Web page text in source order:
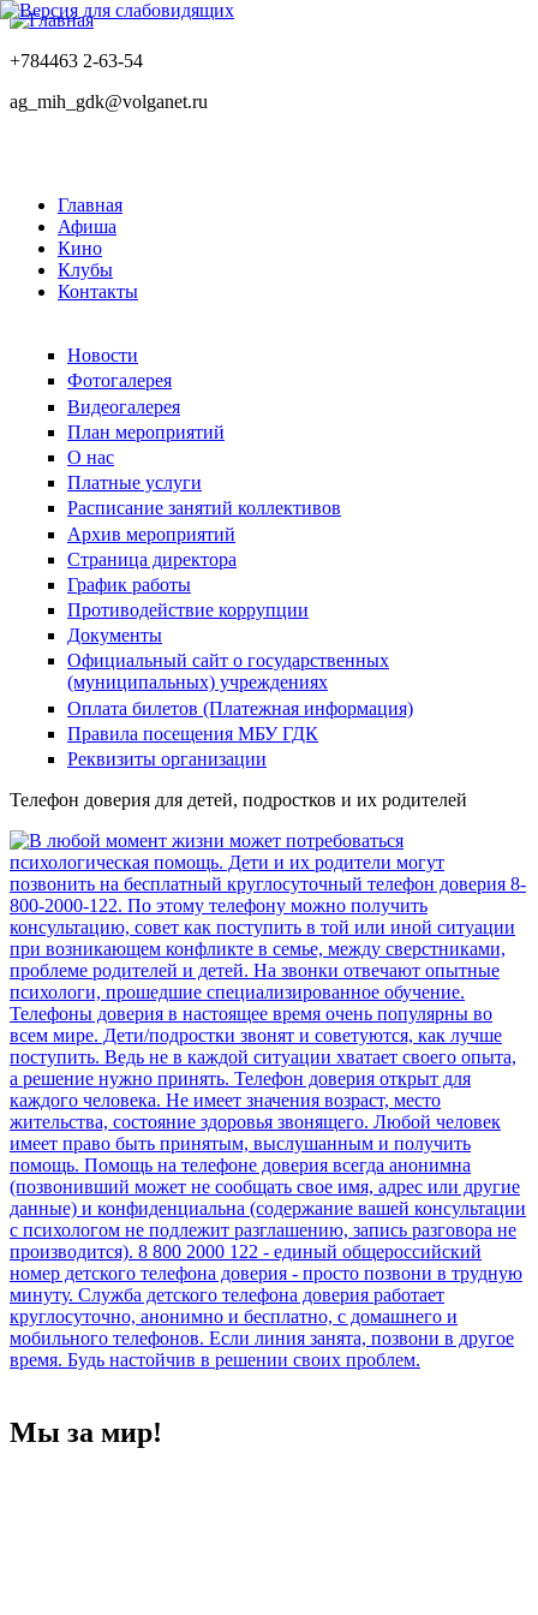
+784463 2-63-54
ag_mih_gdk@volganet.ru
Главная
Афиша
Кино
Клубы
Контакты
Новости
Фотогалерея
Видеогалерея
План мероприятий
О нас
Платные услуги
Расписание занятий коллективов
Архив мероприятий
Страница директора
График работы
Противодействие коррупции
Документы
Официальный сайт о государственных
(муниципальных) учреждениях
Оплата билетов (Платежная информация)
Правила посещения МБУ ГДК
Реквизиты организации
Телефон доверия для детей, подростков и их родителей
Мы за мир!